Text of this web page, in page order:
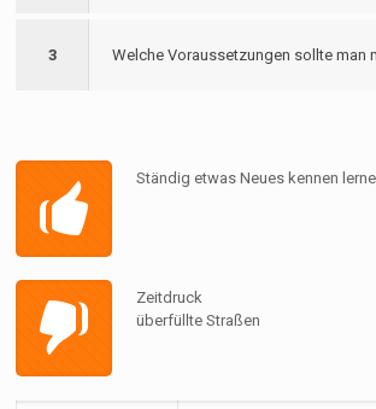
3 Welche Voraussetzungen sollte man
Ständig etwas Neues kennen
Zeitdruck
überfüllte Straßen